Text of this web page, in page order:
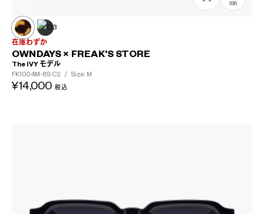
186
在庫わずか
OWNDAYS × FREAK'S STORE
The IVY モデル
FK1004M-6S C2 / Size: M
¥14,000 税込